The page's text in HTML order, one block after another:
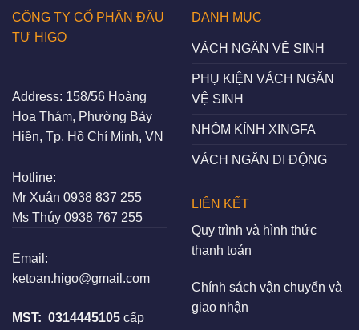
CÔNG TY CỔ PHẦN ĐẦU
TƯ HIGO
Address: 158/56 Hoàng
Hoa Thám, Phường Bảy
Hiền, Tp. Hồ Chí Minh, VN
Hotline:
Mr Xuân 0938 837 255
Ms Thúy 0938 767 255
Email:
ketoan.higo@gmail.com
MST: 0314445105 cấp
DANH MỤC
VÁCH NGĂN VỆ SINH
PHỤ KIỆN VÁCH NGĂN
VỆ SINH
NHÔM KÍNH XINGFA
VÁCH NGĂN DI ĐỘNG
LIÊN KẾT
Quy trình và hình thức
thanh toán
Chính sách vận chuyển và
giao nhận